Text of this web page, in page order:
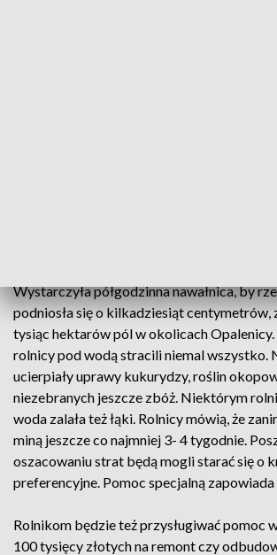
Wystarczyła półgodzinna nawałnica, by
podniosła się o kilkadziesiąt centymetrów,
tysiąc hektarów pól w okolicach
rolnicy pod wodą stracili niemal wszystko.
ucierpiały uprawy kukurydzy, roślin
niezebranych jeszcze zbóż. Niektórym
woda zalała też łąki. Rolnicy mówią, że
miną jeszcze co najmniej 3- 4 tygodnie.
oszacowaniu strat będą mogli starać się o
preferencyjne. Pomoc specjalną zapowiada
Rolnikom będzie też przysługiwać pomoc
100 tysięcy złotych na remont czy